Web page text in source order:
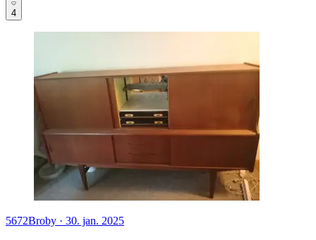
4
5672Broby · 30. jan. 2025